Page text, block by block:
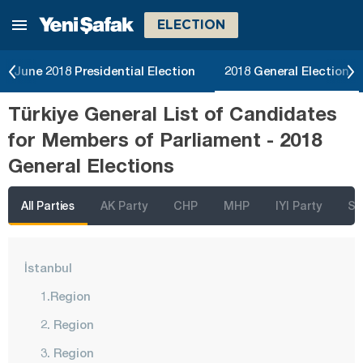
ELECTION
June 2018 Presidential Election 2018 General Election
Türkiye General List of Candidates
for Members of Parliament - 2018
General Elections
All Parties AK Party CHP MHP IYI Party SP
İstanbul
1.Region
2. Region
3. Region